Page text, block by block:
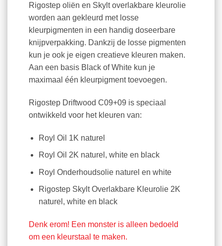
Rigostep oliën en Skylt overlakbare kleurolie
worden aan gekleurd met losse
kleurpigmenten in een handig doseerbare
knijpverpakking. Dankzij de losse pigmenten
kun je ook je eigen creatieve kleuren maken.
Aan een basis Black of White kun je
maximaal één kleurpigment toevoegen.
Rigostep Driftwood C09+09 is speciaal
ontwikkeld voor het kleuren van:
Royl Oil 1K naturel
Royl Oil 2K naturel, white en black
Royl Onderhoudsolie naturel en white
Rigostep Skylt Overlakbare Kleurolie 2K
naturel, white en black
Denk erom! Een monster is alleen bedoeld
om een kleurstaal te maken.